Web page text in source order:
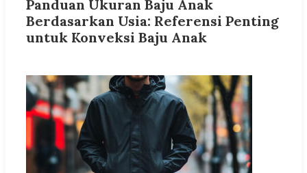
Panduan Ukuran Baju Anak
Berdasarkan Usia: Referensi Penting
untuk Konveksi Baju Anak